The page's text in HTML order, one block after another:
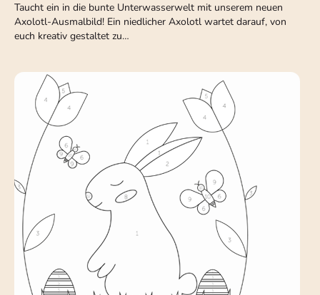
Taucht ein in die bunte Unterwasserwelt mit unserem neuen
Axolotl-Ausmalbild! Ein niedlicher Axolotl wartet darauf, von
euch kreativ gestaltet zu…